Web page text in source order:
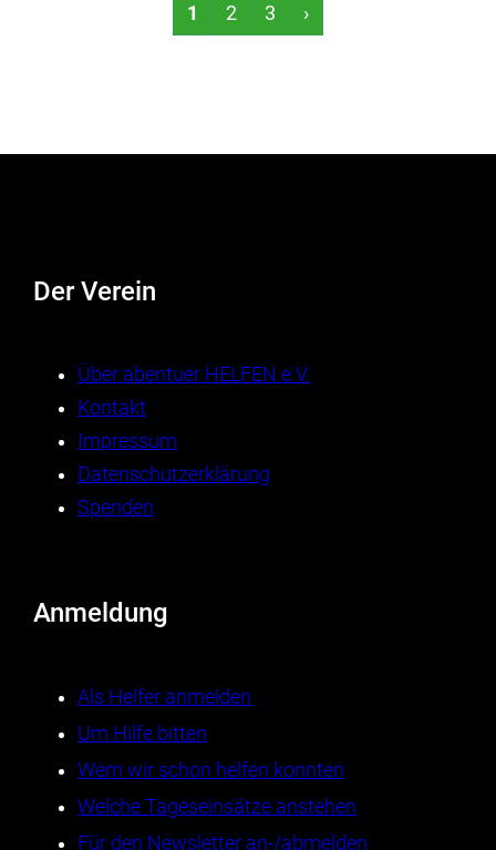
1 2 3 ›
Der Verein
Über abentuer HELFEN e.V.
Kontakt
Impressum
Datenschutzerklärung
Spenden
Anmeldung
Als Helfer anmelden
Um Hilfe bitten
Wem wir schon helfen konnten
Welche Tageseinsätze anstehen
Für den Newsletter an-/abmelden